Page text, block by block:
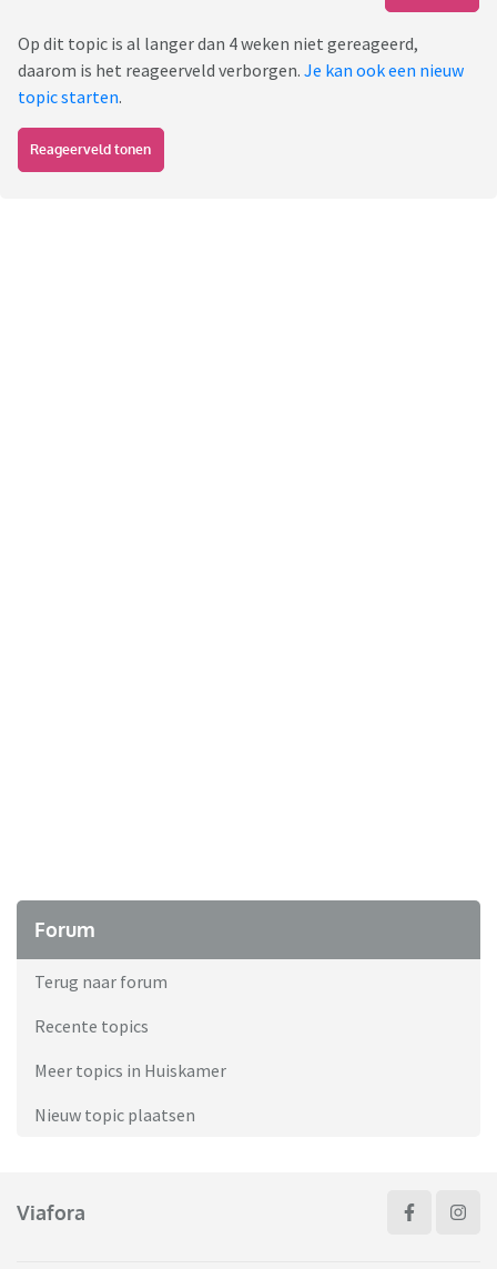
Op dit topic is al langer dan 4 weken niet gereageerd,
daarom is het reageerveld verborgen. Je kan ook een nieuw
topic starten.
Reageerveld tonen
Forum
Terug naar forum
Recente topics
Meer topics in Huiskamer
Nieuw topic plaatsen
Viafora